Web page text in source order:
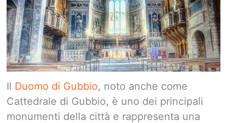
Il Duomo di Gubbio, noto anche come
Cattedrale di Gubbio, è uno dei principali
monumenti della città e rappresenta una